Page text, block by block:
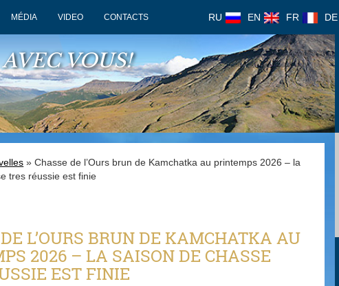
MÉDIA VIDEO CONTACTS RU EN FR DE
AVEC VOUS!
» Chasse de l’Ours brun de Kamchatka au printemps 2026 – la
tres réussie est finie
L’OURS BRUN DE KAMCHATKA AU
2026 – LA SAISON DE CHASSE
EST FINIE